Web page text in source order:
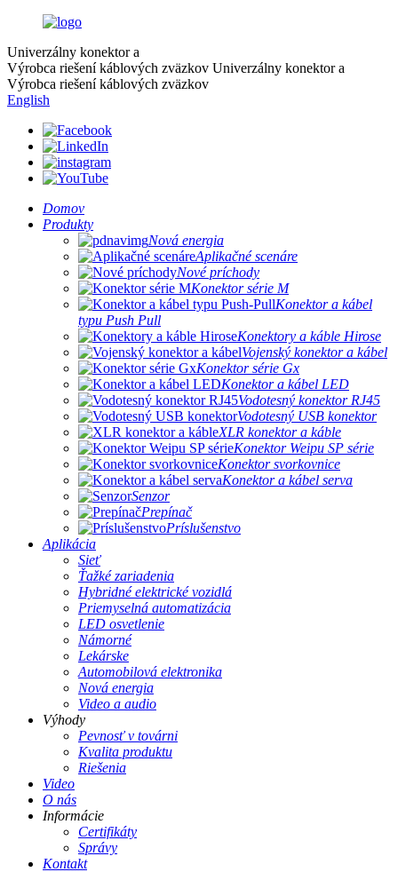
Univerzálny konektor a
Výrobca riešení káblových zväzkov Univerzálny konektor a
Výrobca riešení káblových zväzkov
English
Domov
Produkty
Nová energia
Aplikačné scenáre
Nové príchody
Konektor série M
Konektor a kábel
typu Push Pull
Konektory a káble Hirose
Vojenský konektor a kábel
Konektor série Gx
Konektor a kábel LED
Vodotesný konektor RJ45
Vodotesný USB konektor
XLR konektor a káble
Konektor Weipu SP série
Konektor svorkovnice
Konektor a kábel serva
Senzor
Prepínač
Príslušenstvo
Aplikácia
Sieť
Ťažké zariadenia
Hybridné elektrické vozidlá
Priemyselná automatizácia
LED osvetlenie
Námorné
Lekárske
Automobilová elektronika
Nová energia
Video a audio
Výhody
Pevnosť v továrni
Kvalita produktu
Riešenia
Video
O nás
Informácie
Certifikáty
Správy
Kontakt